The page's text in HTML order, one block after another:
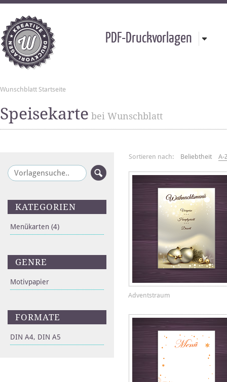
PDF-Druckvorlagen
Wunschblatt Startseite
Speisekarte bei Wunschblatt
KATEGORIEN
Menükarten (4)
GENRE
Motivpapier
FORMATE
DIN A4, DIN A5
Sortieren nach: Beliebtheit A-
Adventstraum